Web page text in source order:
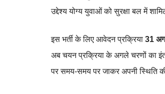
उद्देश्य योग्य युवाओं को सुरक्षा बल में
इस भर्ती के लिए आवेदन प्रक्रिया 31
अब चयन प्रक्रिया के अगले चरणों का
पर समय-समय पर जाकर अपनी स्थिति